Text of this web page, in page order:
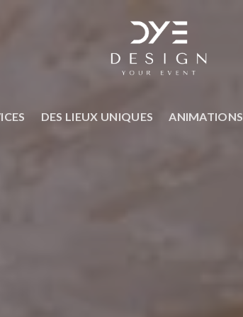
DES LIEUX UNIQUES ANIMATIONS